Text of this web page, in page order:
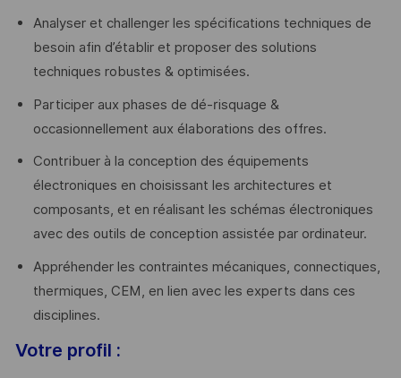
Analyser et challenger les spécifications techniques de
besoin afin d’établir et proposer des solutions
techniques robustes & optimisées.
Participer aux phases de dé-risquage &
occasionnellement aux élaborations des offres.
Contribuer à la conception des équipements
électroniques en choisissant les architectures et
composants, et en réalisant les schémas électroniques
avec des outils de conception assistée par ordinateur.
Appréhender les contraintes mécaniques, connectiques,
thermiques, CEM, en lien avec les experts dans ces
disciplines.
Votre profil :